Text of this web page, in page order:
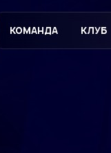
КОМАНДА КЛУБ